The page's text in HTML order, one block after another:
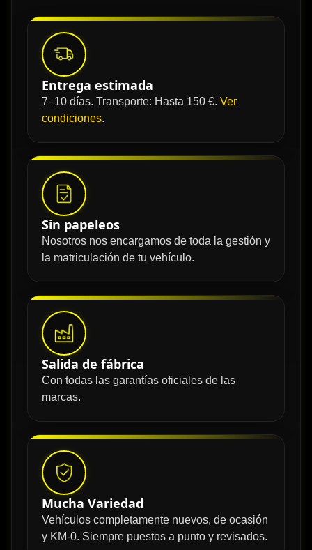
Entrega estimada
7–10 días. Transporte: Hasta 150 €. Ver
condiciones.
Sin papeleos
Nosotros nos encargamos de toda la gestión y
la matriculación de tu vehículo.
Salida de fábrica
Con todas las garantías oficiales de las
marcas.
Mucha Variedad
Vehículos completamente nuevos, de ocasión
y KM-0. Siempre puestos a punto y revisados.